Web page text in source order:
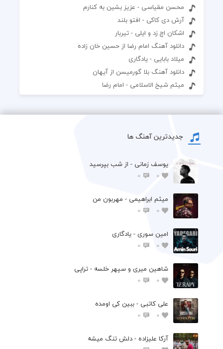
محسن مقیاسی - عزیز بشین به کنارم
آرش دی کاکی - افتو بلند
اشکان اچ زد و ایلی - تیربار
دانلود آهنگ امام رضا از حسین خان زاده
میلاد بابایی - یادگاری
دانلود آهنگ بلا گورمیسن از آیهان
میثم شیخ الاسلامی - امام رضا
جدیدترین آهنگ ها
یوسف زمانی - از شب بپرسید
0
0
میثم ابراهیمی - مهربون من
0
0
امین سوری - یادگاری
0
0
شاهین میری و سپهر خلسه - تراپی
0
0
علی کاتبی - ببین کی اومده
0
0
آرکا علیزاده - دلش تنگ میشه